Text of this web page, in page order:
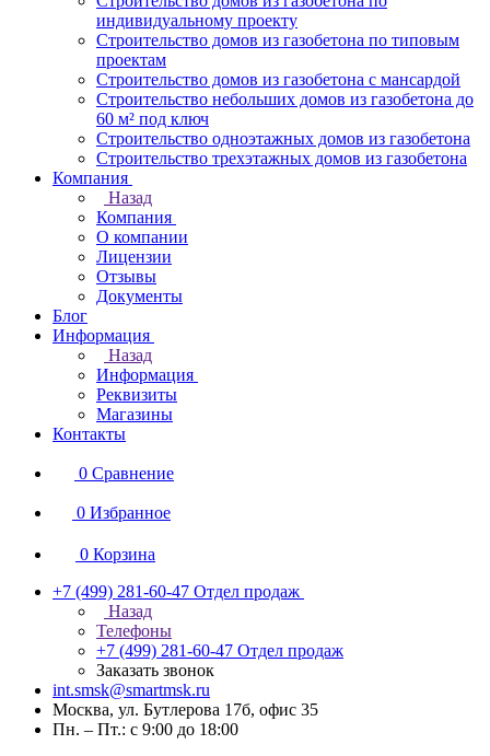
индивидуальному проекту
Строительство домов из газобетона по типовым
проектам
Строительство домов из газобетона с мансардой
Строительство небольших домов из газобетона до
60 м² под ключ
Строительство одноэтажных домов из газобетона
Строительство трехэтажных домов из газобетона
Компания
Назад
Компания
О компании
Лицензии
Отзывы
Документы
Блог
Информация
Назад
Информация
Реквизиты
Магазины
Контакты
0 Сравнение
0 Избранное
0 Корзина
+7 (499) 281-60-47 Отдел продаж
Назад
Телефоны
+7 (499) 281-60-47 Отдел продаж
Заказать звонок
int.smsk@smartmsk.ru
Москва, ул. Бутлерова 17б, офис 35
Пн. – Пт.: с 9:00 до 18:00